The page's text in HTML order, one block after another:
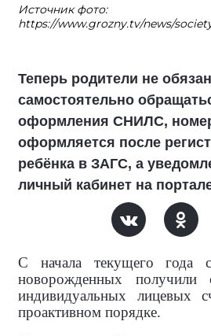
Источник фото:
https://www.grozny.tv/news/
Теперь родители не
самостоятельно
оформления СНИЛС,
оформляется после
ребёнка в ЗАГС, а
личный кабинет на
С начала текущего года
новорожденных получили
индивидуальных
проактивном порядке.